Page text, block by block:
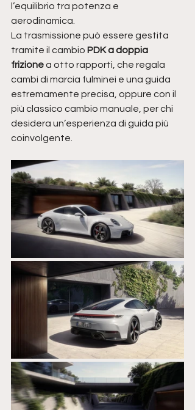
l’equilibrio tra potenza e
aerodinamica.
La trasmissione può essere gestita
tramite il cambio PDK a doppia
frizione a otto rapporti, che regala
cambi di marcia fulminei e una guida
estremamente precisa, oppure con il
più classico cambio manuale, per chi
desidera un’esperienza di guida più
coinvolgente.